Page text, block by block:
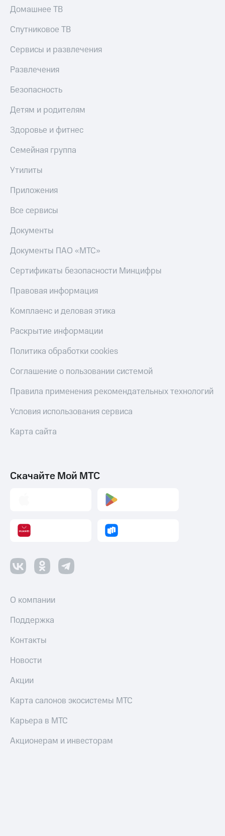
Домашнее ТВ
Спутниковое ТВ
Сервисы и развлечения
Развлечения
Безопасность
Детям и родителям
Здоровье и фитнес
Семейная группа
Утилиты
Приложения
Все сервисы
Документы
Документы ПАО «МТС»
Сертификаты безопасности Минцифры
Правовая информация
Комплаенс и деловая этика
Раскрытие информации
Политика обработки cookies
Соглашение о пользовании системой
Правила применения рекомендательных технологий
Условия использования сервиса
Карта сайта
Скачайте Мой МТС
О компании
Поддержка
Контакты
Новости
Акции
Карта салонов экосистемы МТС
Карьера в МТС
Акционерам и инвесторам